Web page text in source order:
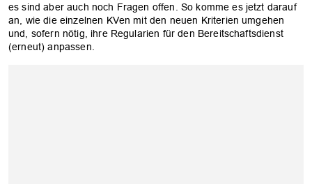
es sind aber auch noch Fragen offen. So komme es jetzt darauf
an, wie die einzelnen KVen mit den neuen Kriterien umgehen
und, sofern nötig, ihre Regularien für den Bereitschaftsdienst
(erneut) anpassen.